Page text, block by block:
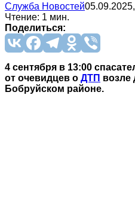
Служба Новостей
Чтение: 1 мин.
Поделиться:
4 сентября в 13:00
от очевидцев о ДТП возле
Бобруйском районе.